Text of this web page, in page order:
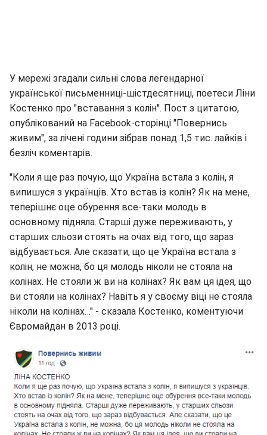
У мережі згадали сильні слова легендарної
української письменниці-шістдесятниці, поетеси Ліни
Костенко про "вставання з колін". Пост з цитатою,
опублікований на Facebook-сторінці "Повернись
живим", за лічені години зібрав понад 1,5 тис. лайків і
безліч коментарів.
"Коли я ще раз почую, що Україна встала з колін, я
випишуся з українців. Хто встав із колін? Як на мене,
теперішнє оце обурення все-таки молодь в
основному підняла. Старші дуже переживають, у
старших сльози стоять на очах від того, що зараз
відбувається. Але сказати, що це Україна встала з
колін, не можна, бо ця молодь ніколи не стояла на
колінах. Не стояли ж ви на колінах? Як вам ця ідея, що
ви стояли на колінах? Навіть я у своєму віці не стояла
ніколи на колінах…" - сказала Костенко, коментуючи
Євромайдан в 2013 році.